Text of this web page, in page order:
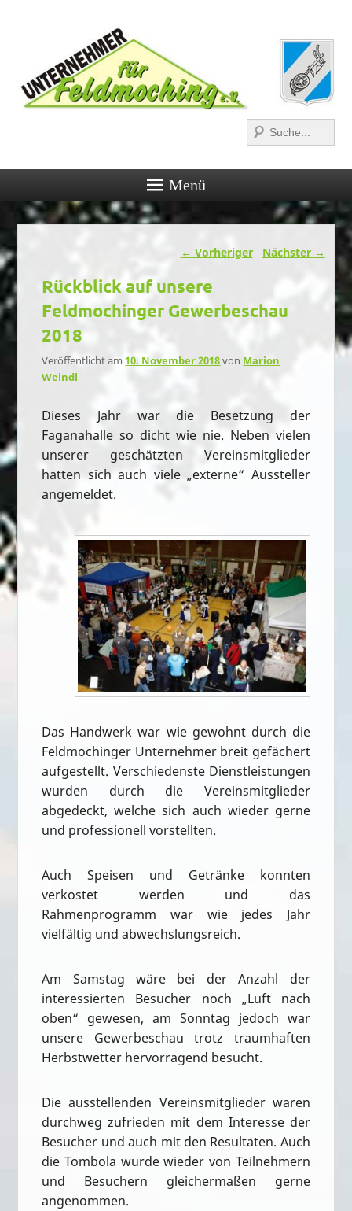
Menü
Beitragsnavigation ← Vorheriger Nächster →
Rückblick auf unsere
Feldmochinger Gewerbeschau
2018
Veröffentlicht am10. November 2018von Marion
Weindl
Dieses Jahr war die Besetzung der
Faganahalle so dicht wie nie. Neben vielen
unserer geschätzten Vereinsmitglieder
hatten sich auch viele „externe“ Aussteller
angemeldet.
Das Handwerk war wie gewohnt durch die
Feldmochinger Unternehmer breit gefächert
aufgestellt. Verschiedenste Dienstleistungen
wurden durch die Vereinsmitglieder
abgedeckt, welche sich auch wieder gerne
und professionell vorstellten.
Auch Speisen und Getränke konnten
verkostet werden und das
Rahmenprogramm war wie jedes Jahr
vielfältig und abwechslungsreich.
Am Samstag wäre bei der Anzahl der
interessierten Besucher noch „Luft nach
oben“ gewesen, am Sonntag jedoch war
unsere Gewerbeschau trotz traumhaften
Herbstwetter hervorragend besucht.
Die ausstellenden Vereinsmitglieder waren
durchweg zufrieden mit dem Interesse der
Besucher und auch mit den Resultaten. Auch
die Tombola wurde wieder von Teilnehmern
und Besuchern gleichermaßen gerne
angenommen.